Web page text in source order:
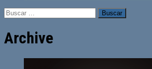
Buscar:
Archive